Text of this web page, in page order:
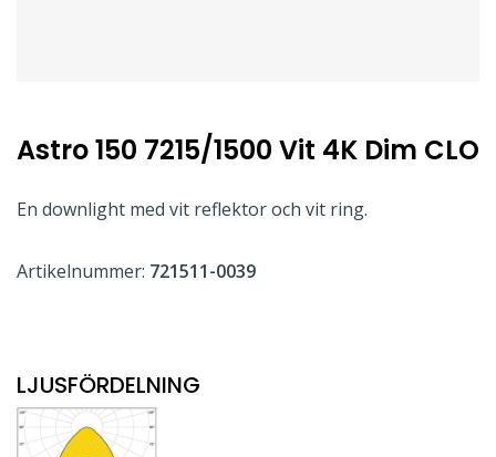
Astro 150 7215/1500 Vit 4K Dim CLO
En downlight med vit reflektor och vit ring.
Artikelnummer: 721511-0039
LJUSFÖRDELNING